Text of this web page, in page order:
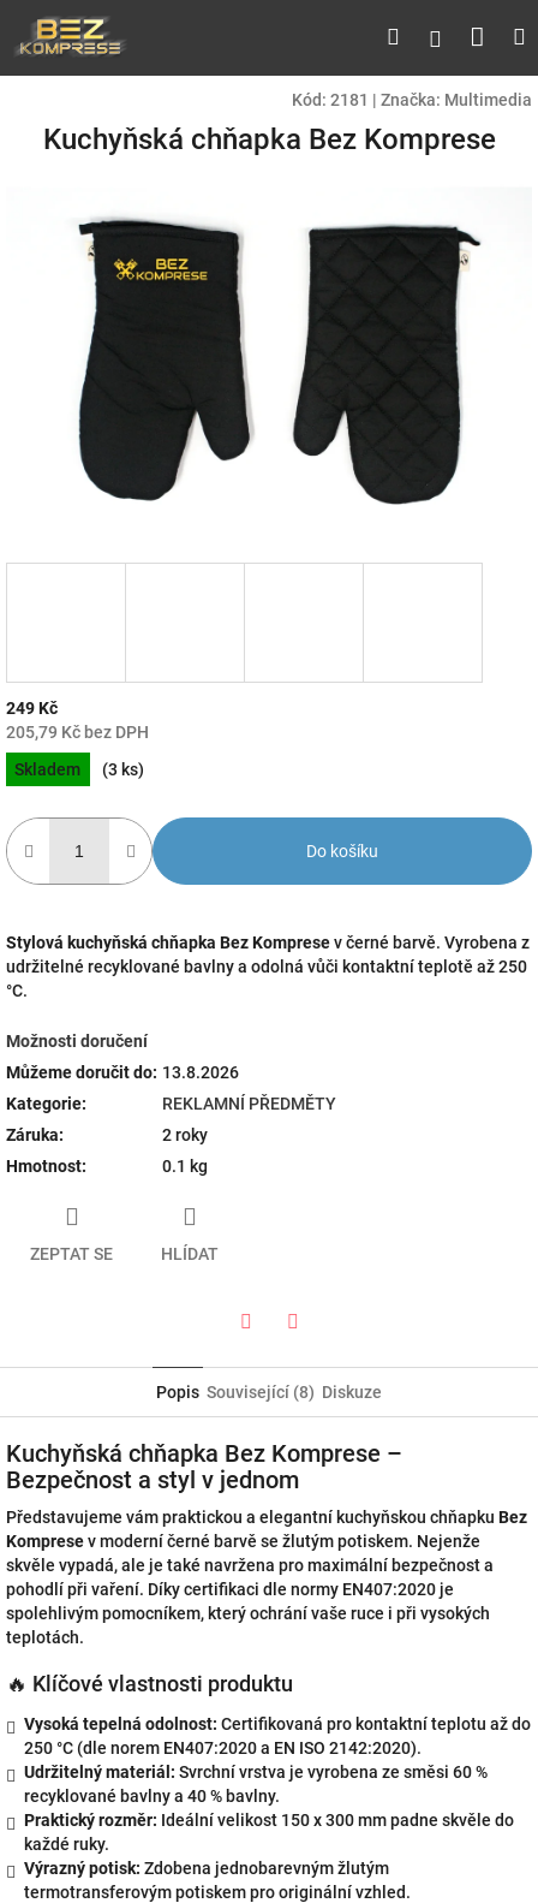
obsah
HledatPřihlášení
Kód: 2181 | Značka: Multimedia
Kuchyňská chňapka Bez Komprese
249 Kč
205,79 Kč bez DPH
Měrná
cena:
Skladem (3 ks)
Do košíku
Stylová kuchyňská chňapka Bez Kompresev černé barvě. Vyrobena z
udržitelné recyklované bavlny a odolná vůči kontaktní teplotě až 250
°C.
Možnosti doručení
Můžeme doručit do: 13.8.2026
Kategorie:
REKLAMNÍ PŘEDMĚTY
Záruka:
2 roky
Hmotnost: 0.1 kg
ZEPTAT SE HLÍDAT
Popis Související (8) Diskuze
Kuchyňská chňapka Bez Komprese –
Bezpečnost a styl v jednom
Představujeme vám praktickou a elegantní kuchyňskou chňapku Bez
Kompresev moderní černé barvě se žlutým potiskem. Nejenže
skvěle vypadá, ale je také navržena pro maximální bezpečnost a
pohodlí při vaření. Díky certifikaci dle normy EN407:2020 je
spolehlivým pomocníkem, který ochrání vaše ruce i při vysokých
teplotách.
🔥 Klíčové vlastnosti produktu
Vysoká tepelná odolnost: Certifikovaná pro kontaktní teplotu až do
250 °C (dle norem EN407:2020 a EN ISO 2142:2020).
Udržitelný materiál: Svrchní vrstva je vyrobena ze směsi 60 %
recyklované bavlny a 40 % bavlny.
Praktický rozměr: Ideální velikost 150 x 300 mm padne skvěle do
každé ruky.
Výrazný potisk: Zdobena jednobarevným žlutým
termotransferovým potiskem pro originální vzhled.